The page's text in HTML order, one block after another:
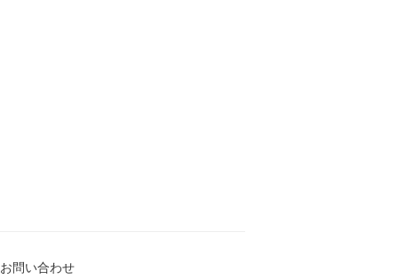
お問い合わせ